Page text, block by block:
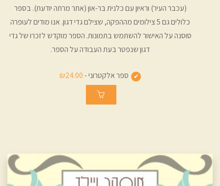
(עכבר העיר) וראיון עם כלנית בר-און (אתר מרתה יודעת). בספר
כלולים גם 5 צילומים מההפקה, שצילם גדי דגון. אנו מודים לעופרה
סוסנה על האישור להשתמש בתמונות. הספר מוקדש לזכרו של גדי
דגון שנפטר בעת העבודה על הספר.
ספר אלקטרוני -₪24.00